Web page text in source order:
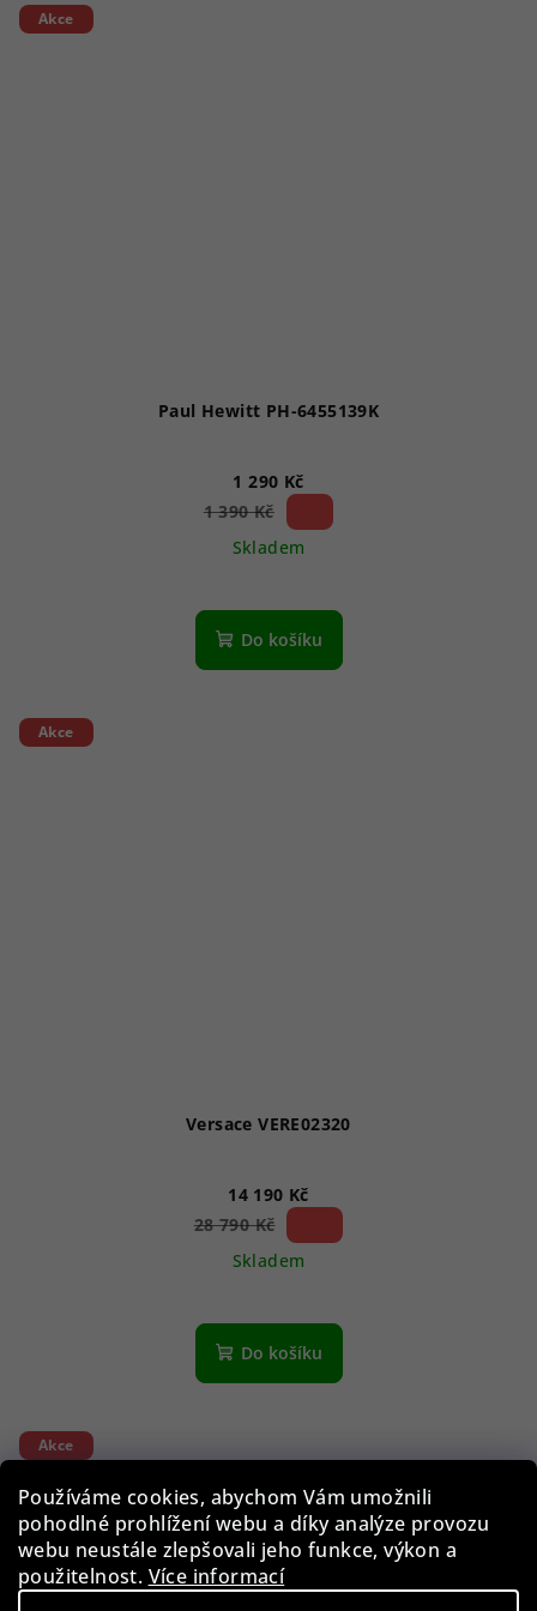
Používáme cookies, abychom Vám umožnili
pohodlné prohlížení webu a díky analýze provozu
webu neustále zlepšovali jeho funkce, výkon a
použitelnost. Více informací
Akce
Paul Hewitt PH-6455139K
1 290 Kč
1 390 Kč
Skladem
Do košíku
Akce
Versace VERE02320
14 190 Kč
28 790 Kč
Skladem
Do košíku
Akce